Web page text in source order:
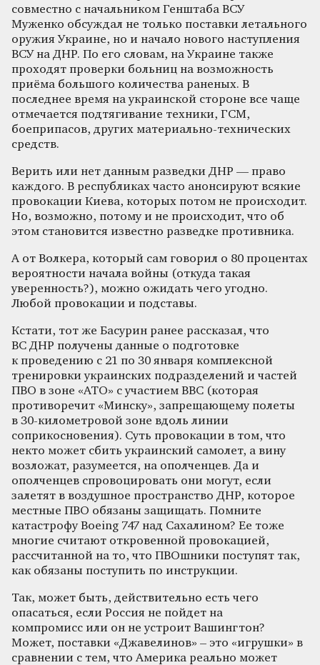
совместно с начальником Генштаба ВСУ
Муженко обсуждал не только поставки летального
оружия Украине, но и начало нового наступления
ВСУ на ДНР. По его словам, на Украине также
проходят проверки больниц на возможность
приёма большого количества раненых. В
последнее время на украинской стороне все чаще
отмечается подтягивание техники, ГСМ,
боеприпасов, других материально-технических
средств.
Верить или нет данным разведки ДНР — право
каждого. В республиках часто анонсируют всякие
провокации Киева, которых потом не происходит.
Но, возможно, потому и не происходит, что об
этом становится известно разведке противника.
А от Волкера, который сам говорил о 80 процентах
вероятности начала войны (откуда такая
уверенность?), можно ожидать чего угодно.
Любой провокации и подставы.
Кстати, тот же Басурин ранее рассказал, что
ВС ДНР получены данные о подготовке
к проведению с 21 по 30 января комплексной
тренировки украинских подразделений и частей
ПВО в зоне «АТО» с участием ВВС (которая
противоречит «Минску», запрещающему полеты
в 30-километровой зоне вдоль линии
соприкосновения). Суть провокации в том, что
некто может сбить украинский самолет, а вину
возложат, разумеется, на ополченцев. Да и
ополченцев спровоцировать они могут, если
залетят в воздушное пространство ДНР, которое
местные ПВО обязаны защищать. Помните
катастрофу Boeing 747 над Сахалином? Ее тоже
многие считают откровенной провокацией,
рассчитанной на то, что ПВОшники поступят так,
как обязаны поступить по инструкции.
Так, может быть, действительно есть чего
опасаться, если Россия не пойдет на
компромисс или он не устроит Вашингтон?
Может, поставки «Джавелинов» – это «игрушки» в
сравнении с тем, что Америка реально может